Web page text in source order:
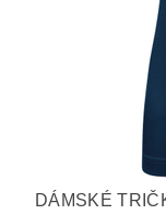
DÁMSKÉ